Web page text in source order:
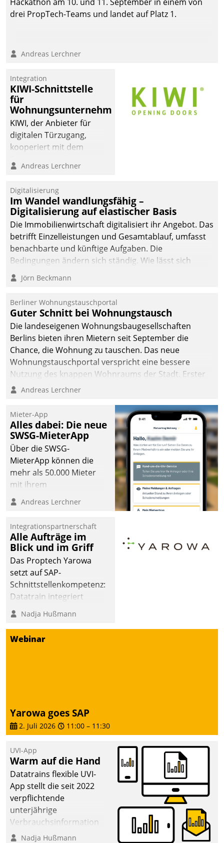
drei PropTech-Teams und landet auf Platz 1.
Andreas Lerchner
Integration
KIWI-Schnittstelle
für
Wohnungsunternehmen
KIWI, der Anbieter für
digitalen Türzugang,
kooperiert mit dem
Softwareentwicklungshaus
Andreas Lerchner
Digitalisierung
Im Wandel wandlungsfähig –
Digitalisierung auf elastischer Basis
Die Immobilienwirtschaft digitalisiert ihr Angebot. Das
betrifft Einzelleistungen und Gesamtablauf, umfasst
benachbarte und künftige Aufgaben. Die
Bedingungen ändern sich ständig. Wie lässt sich
technisch die Kontrolle wahren und zugleich Freiraum
fürs Wachsen öffnen?
Jörn Beckmann
Berliner Wohnungstauschportal
Guter Schnitt bei Wohnungstausch
Die landeseigenen Wohnungsbaugesellschaften
Berlins bieten ihren Mietern seit September die
Chance, die Wohnung zu tauschen. Das neue
Wohnungstauschportal verspricht eine bessere
Nutzung des knappen Wohnraums der Stadt. Erster
Anwendungsfall für Datatrains Lösung API-Hub mit
Unternehmen.
Andreas Lerchner
Mieter-App
Alles dabei: Die neue
SWSG-MieterApp
Über die SWSG-
MieterApp können die
mehr als 50.000 Mieter
mit ihrem
Wohnungsunternehmen
kommunizieren, auf dem
einsehen und ändern
oder
Schadensmeldungen
abgeben – rund um die
Uhr.
Andreas Lerchner
Integrationspartnerschaft
Alle Aufträge im
Blick und im Griff
Das Proptech Yarowa
setzt auf SAP-
Schnittstellenkompetenz:
Datatrain integriert
Yarowas Portal zur
Vergabe und Verwaltung
von Aufträgen der
operativen
den Weg vom
Mieteranliegen zum
Nadja Hußmann
Webinar
Yarowa goes SAP
2. Juli 2026 11:00 – 11:30
UVI-App
Warm auf die Hand
Datatrains flexible UVI-
App stellt die seit 2022
verpflichtende
unterjährige
Verbrauchsinformation
schnell, zuverlässig und
Nadja Hußmann